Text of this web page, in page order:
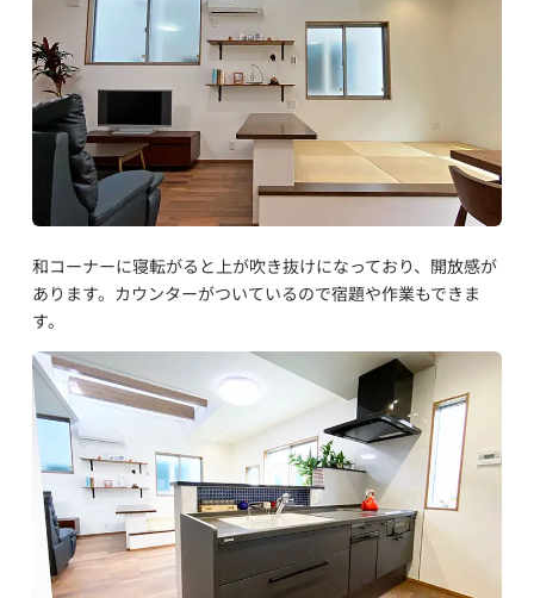
和コーナーに寝転がると上が吹き抜けになっており、開放感が
あります。カウンターがついているので宿題や作業もできま
す。